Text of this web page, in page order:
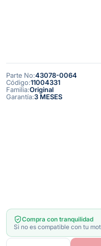
Parte No:43078-0064
Código:11004331
Familia:Original
Garantía:3 MESES
Compra con tranquilidad
Si no es compatible con tu